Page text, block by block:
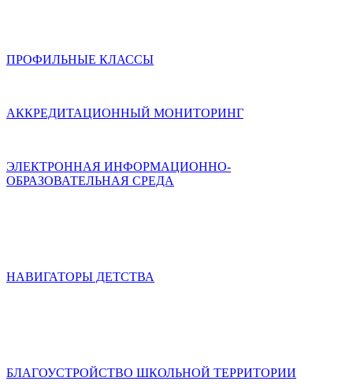
ПРОФИЛЬНЫЕ КЛАССЫ
АККРЕДИТАЦИОННЫЙ МОНИТОРИНГ
ЭЛЕКТРОННАЯ ИНФОРМАЦИОННО-
ОБРАЗОВАТЕЛЬНАЯ СРЕДА
НАВИГАТОРЫ ДЕТСТВА
БЛАГОУСТРОЙСТВО ШКОЛЬНОЙ ТЕРРИТОРИИ